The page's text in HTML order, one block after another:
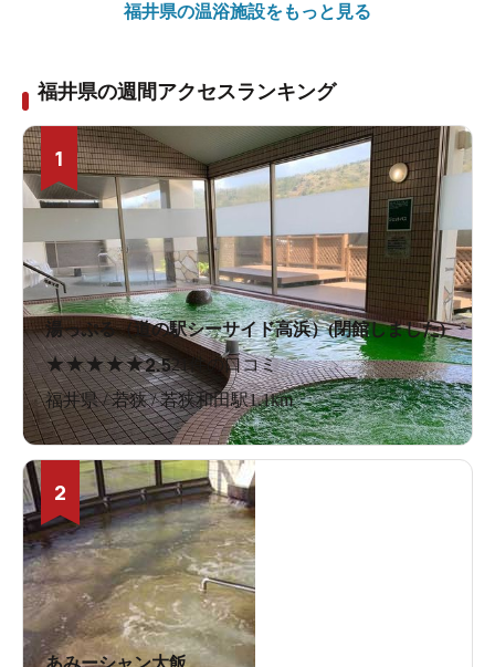
福井県の温浴施設をもっと見る
福井県の週間アクセスランキング
1
湯っぷる（道の駅シーサイド高浜）(閉館しました)
★★★★★2.521件の口コミ
福井県 / 若狭 / 若狭和田駅1.1km
2
あみーシャン大飯